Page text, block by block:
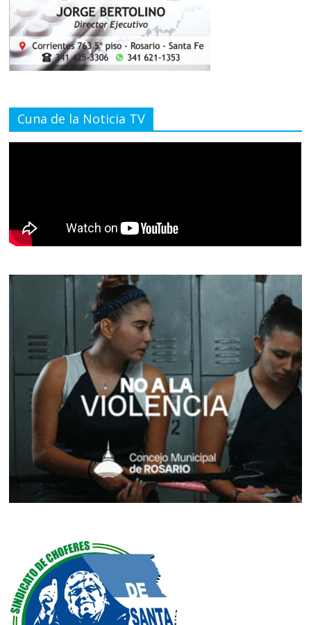
Cuna de la Noticia TV